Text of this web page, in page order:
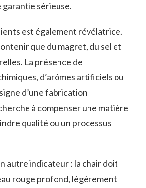
sérieuse.
est également révélatrice.
que du magret, du sel et
La présence de
d’arômes artificiels ou
d’une fabrication
à compenser une matière
qualité ou un processus
autre indicateur : la chair doit
rouge profond, légèrement